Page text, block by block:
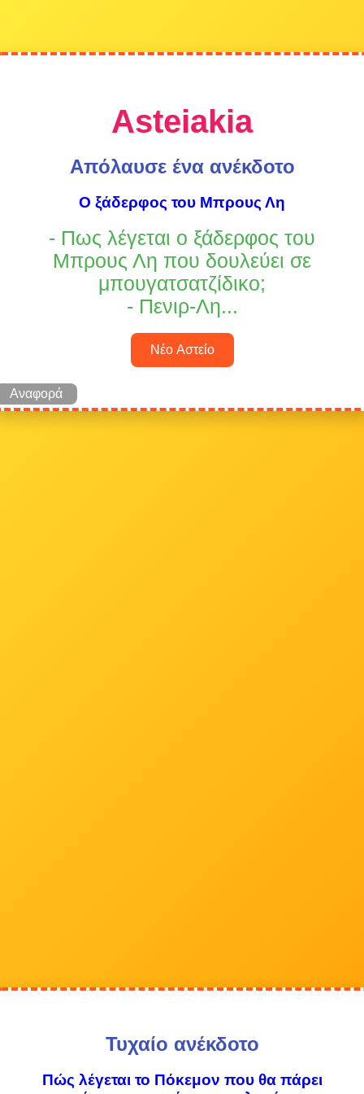
Asteiakia
Απόλαυσε ένα ανέκδοτο
Ο ξάδερφος του Μπρους Λη
- Πως λέγεται ο ξάδερφος του
Μπρους Λη που δουλεύει σε
μπουγατσατζίδικο;
- Πενιρ-Λη...
Νέο Αστείο
Αναφορά
Τυχαίο ανέκδοτο
Πώς λέγεται το Πόκεμον που θα πάρει